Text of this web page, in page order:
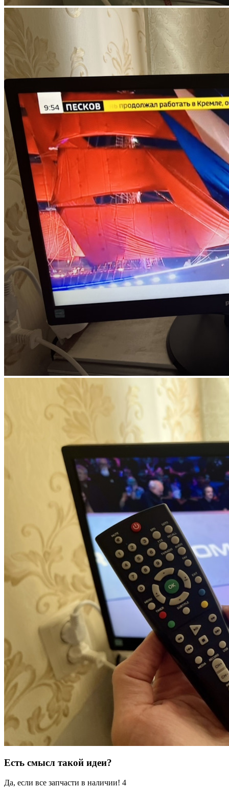
Есть смысл такой идеи?
Да, если все запчасти в наличии! 4